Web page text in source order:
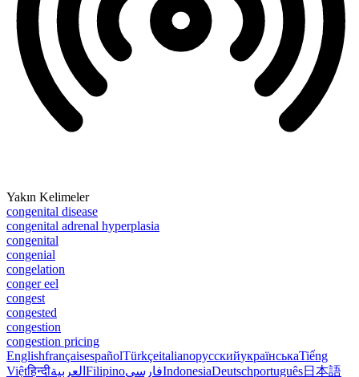
Yakın Kelimeler
congenital disease
congenital adrenal hyperplasia
congenital
congenial
congelation
conger eel
congest
congested
congestion
congestion pricing
EnglishfrançaisespañolTürkçeitalianoрусскийукраїнськаTiếng
Việtहिन्दीالعربية FilipinoفارسیIndonesiaDeutschportuguês日本語